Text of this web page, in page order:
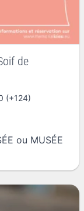
de
(+124)
ou MUSÉE